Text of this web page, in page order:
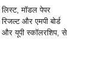
मॉडल पेपर
और एमपी बोर्ड
और यूपी स्कॉलरशिप, से